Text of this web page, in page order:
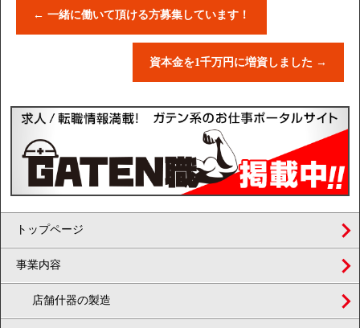
← 一緒に働いて頂ける方募集しています！
資本金を1千万円に増資しました →
トップページ
事業内容
店舗什器の製造